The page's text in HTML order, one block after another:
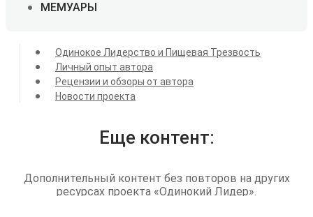
МЕМУАРЫ
Одинокое Лидерство и Пищевая Трезвость
Личный опыт автора
Рецензии и обзоры от автора
Новости проекта
Еще контент:
Дополнительный контент без повторов на других
ресурсах проекта «Одинокий Лидер».